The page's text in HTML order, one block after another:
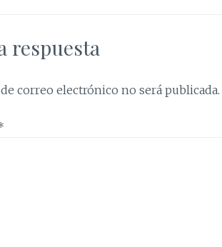
respuesta
correo electrónico no será publicada.